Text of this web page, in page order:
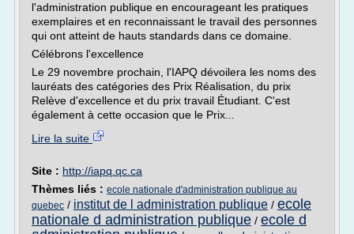
l'administration publique en encourageant les pratiques
exemplaires et en reconnaissant le travail des personnes
qui ont atteint de hauts standards dans ce domaine.
Célébrons l'excellence
Le 29 novembre prochain, l'IAPQ dévoilera les noms des
lauréats des catégories des Prix Réalisation, du prix
Relève d'excellence et du prix travail Étudiant. C'est
également à cette occasion que le Prix...
Lire la suite
Site : http://iapq.qc.ca
Thèmes liés : ecole nationale d'administration publique au
quebec / institut de l administration publique / ecole
nationale d administration publique / ecole d